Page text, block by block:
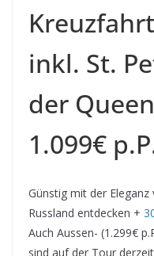
inkl. St.
der
1.099€
Günstig mit der Eleganz
Russland entdecken +
Auch Aussen- (1.299€
sind auf der Tour